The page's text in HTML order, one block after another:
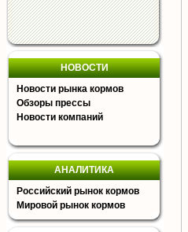
НОВОСТИ
Новости рынка кормов
Обзоры прессы
Новости компаний
АНАЛИТИКА
Российский рынок кормов
Мировой рынок кормов